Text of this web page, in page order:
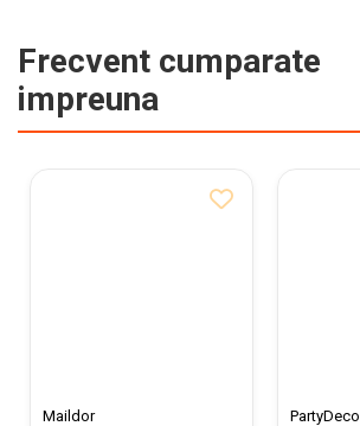
Frecvent cumparate
impreuna
Maildor PartyDeco